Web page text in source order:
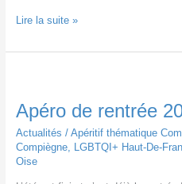
2023
Lire la suite »
Apéro de rentrée
Actualités / Apéritif thématique
Compiègne, LGBTQI+ Haut-De-
Oise